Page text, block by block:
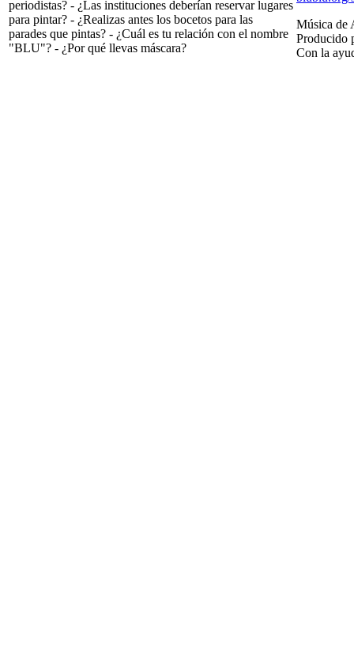
periodistas? - ¿Las instituciones deberían reservar lugares
para pintar? - ¿Realizas antes los bocetos para las
parades que pintas? - ¿Cuál es tu relación con el nombre
"BLU"? - ¿Por qué llevas máscara?
Música de
Producido
Con la